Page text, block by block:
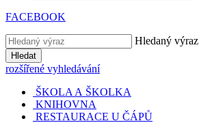
FACEBOOK
Hledaný výraz
Hledat
rozšířené vyhledávání
ŠKOLA A ŠKOLKA
KNIHOVNA
RESTAURACE U ČÁPŮ